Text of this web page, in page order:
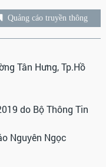
Quảng cáo truyền thông
Tân Hưng, Tp.Hồ
do Bộ Thông Tin
Nguyên Ngọc